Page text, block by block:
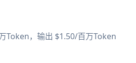
Token，输出 $1.50/百万Token